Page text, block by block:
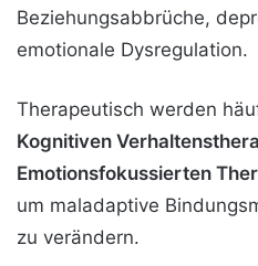
Beziehungsabbrüche,
emotionale Dysregulation.
Therapeutisch werden
Kognitiven
Emotionsfokussierten
um maladaptive
zu verändern.